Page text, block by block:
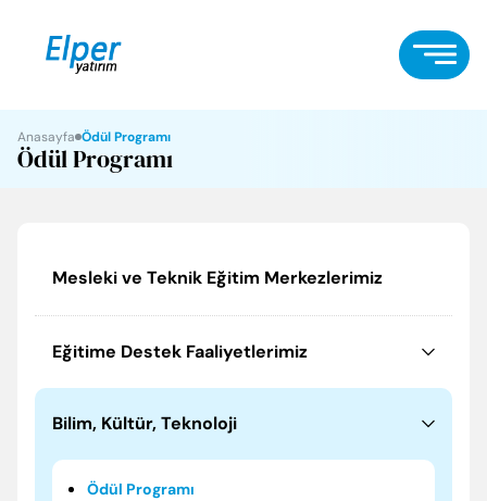
Anasayfa Ödül Programı
Ödül Programı
Mesleki ve Teknik Eğitim Merkezlerimiz
Eğitime Destek Faaliyetlerimiz
Bilim, Kültür, Teknoloji
Ödül Programı